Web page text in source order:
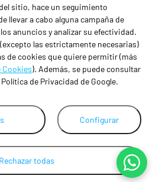
sitio, hace un seguimiento
llevar a cabo alguna campaña de
anuncios y analizar su efectividad.
las estrictamente necesarias)
de cookies que quiere permitir (más
Cookies). Además, se puede consultar
de Privacidad de Google.
Configurar
Rechazar todas